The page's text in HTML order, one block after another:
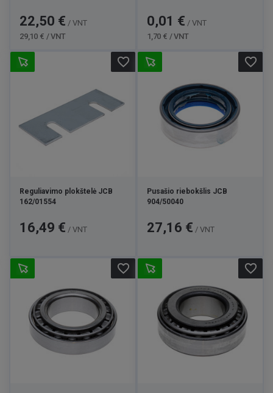
Kaina
22,50 € / VNT
29,10 € / VNT
Kaina
0,01 € / VNT
1,70 € / VNT
Reguliavimo plokštelė JCB
162/01554
Kaina
16,49 € / VNT
favorite_border
Pusašio riebokšlis JCB
904/50040
Kaina
27,16 € / VNT
favorite_border
favorite_border favorite_border